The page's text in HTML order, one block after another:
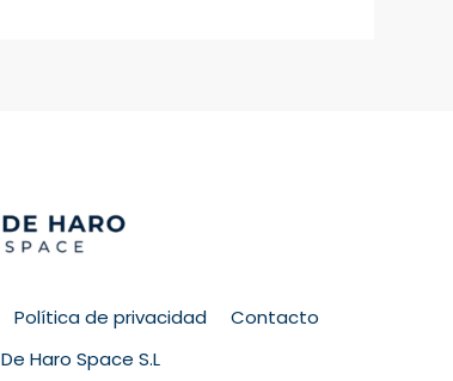
Política de privacidad
Contacto
Haro Space S.L